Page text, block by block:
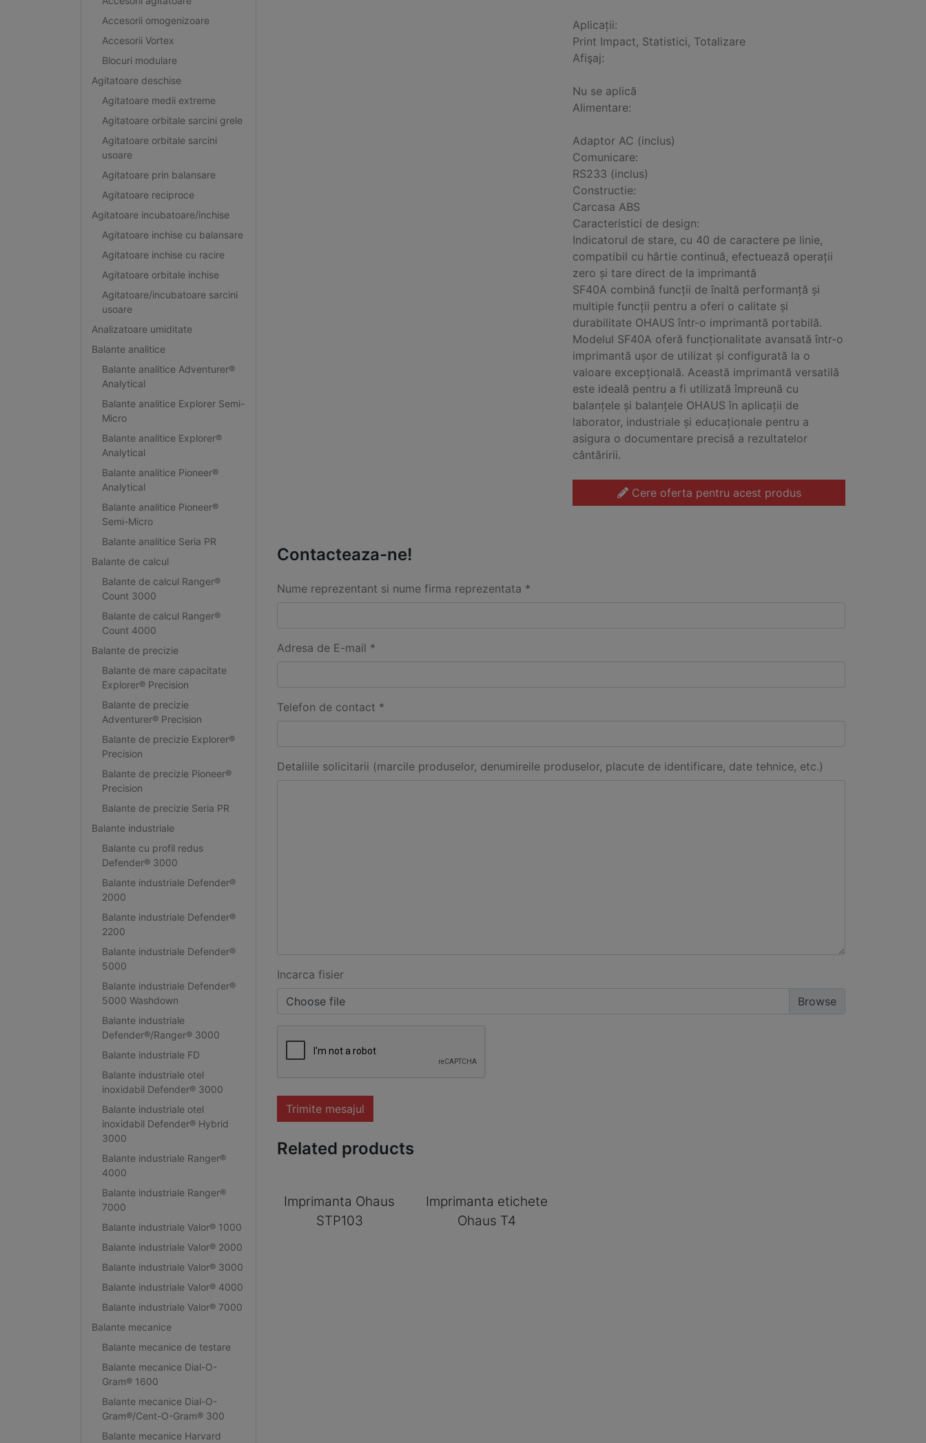
Accesorii omogenizoare
Accesorii Vortex
Blocuri modulare
Agitatoare deschise
Agitatoare medii extreme
Agitatoare orbitale sarcini grele
Agitatoare orbitale sarcini
usoare
Agitatoare prin balansare
Agitatoare reciproce
Agitatoare incubatoare/inchise
Agitatoare inchise cu balansare
Agitatoare inchise cu racire
Agitatoare orbitale inchise
Agitatoare/incubatoare sarcini
usoare
Analizatoare umiditate
Balante analitice
Balante analitice Adventurer®
Analytical
Balante analitice Explorer Semi-
Micro
Balante analitice Explorer®
Analytical
Balante analitice Pioneer®
Analytical
Balante analitice Pioneer®
Semi-Micro
Balante analitice Seria PR
Balante de calcul
Balante de calcul Ranger®
Count 3000
Balante de calcul Ranger®
Count 4000
Balante de precizie
Balante de mare capacitate
Explorer® Precision
Balante de precizie
Adventurer® Precision
Balante de precizie Explorer®
Precision
Balante de precizie Pioneer®
Precision
Balante de precizie Seria PR
Balante industriale
Balante cu profil redus
Defender® 3000
Balante industriale Defender®
2000
Balante industriale Defender®
2200
Balante industriale Defender®
5000
Balante industriale Defender®
5000 Washdown
Balante industriale
Defender®/Ranger® 3000
Balante industriale FD
Balante industriale otel
inoxidabil Defender® 3000
Balante industriale otel
inoxidabil Defender® Hybrid
3000
Balante industriale Ranger®
4000
Balante industriale Ranger®
7000
Balante industriale Valor® 1000
Balante industriale Valor® 2000
Balante industriale Valor® 3000
Balante industriale Valor® 4000
Balante industriale Valor® 7000
Balante mecanice
Balante mecanice de testare
Balante mecanice Dial-O-
Gram® 1600
Balante mecanice Dial-O-
Gram®/Cent-O-Gram® 300
Balante mecanice Harvard
Aplicații:
Print Impact, Statistici, Totalizare
Afişaj:
Nu se aplică
Alimentare:
Adaptor AC (inclus)
Comunicare:
RS233 (inclus)
Constructie:
Carcasa ABS
Caracteristici de design:
Indicatorul de stare, cu 40 de caractere pe linie,
compatibil cu hârtie continuă, efectuează operații
zero și tare direct de la imprimantă
SF40A combină funcții de înaltă performanță și
multiple funcții pentru a oferi o calitate și
durabilitate OHAUS într-o imprimantă portabilă.
Modelul SF40A oferă funcționalitate avansată într-o
imprimantă ușor de utilizat și configurată la o
valoare excepțională. Această imprimantă versatilă
este ideală pentru a fi utilizată împreună cu
balanțele și balanțele OHAUS în aplicații de
laborator, industriale și educaționale pentru a
asigura o documentare precisă a rezultatelor
cântăririi.
Cere oferta pentru acest produs
Contacteaza-ne!
Nume reprezentant si nume firma reprezentata *
Adresa de E-mail *
Telefon de contact *
Detaliile solicitarii (marcile produselor, denumireile produselor, placute de identificare, date tehnice, etc.)
Incarca fisier
Choose file
Trimite mesajul
Related products
Imprimanta Ohaus
STP103
Imprimanta etichete
Ohaus T4